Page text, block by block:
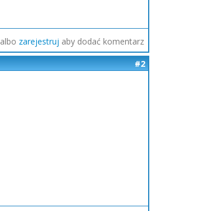
albo zarejestruj aby dodać komentarz
#2